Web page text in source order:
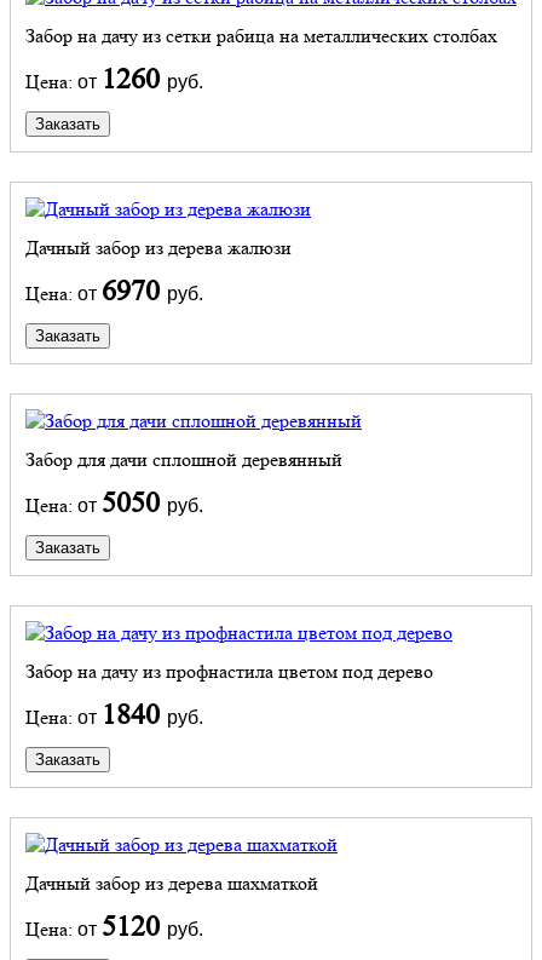
Забор на дачу из сетки рабица на металлических столбах
Цена: от 1260 руб.
Заказать
Дачный забор из дерева жалюзи
Цена: от 6970 руб.
Заказать
Забор для дачи сплошной деревянный
Цена: от 5050 руб.
Заказать
Забор на дачу из профнастила цветом под дерево
Цена: от 1840 руб.
Заказать
Дачный забор из дерева шахматкой
Цена: от 5120 руб.